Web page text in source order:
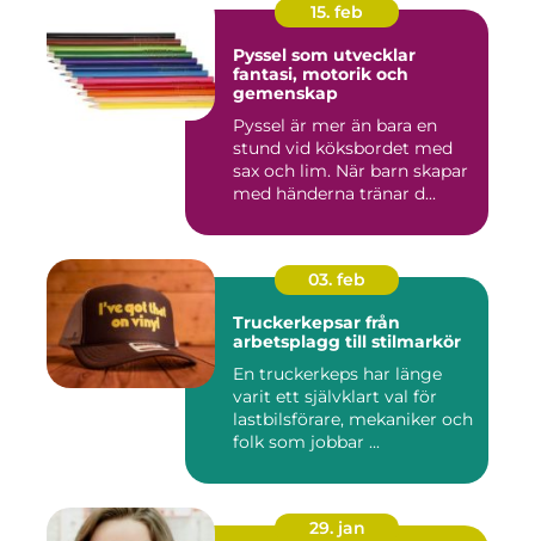
15. feb
Pyssel som utvecklar
fantasi, motorik och
gemenskap
Pyssel är mer än bara en
stund vid köksbordet med
sax och lim. När barn skapar
med händerna tränar d...
03. feb
Truckerkepsar från
arbetsplagg till stilmarkör
En truckerkeps har länge
varit ett självklart val för
lastbilsförare, mekaniker och
folk som jobbar ...
29. jan